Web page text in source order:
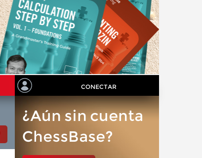
CONECTAR
¿Aún sin cuenta
ChessBase?